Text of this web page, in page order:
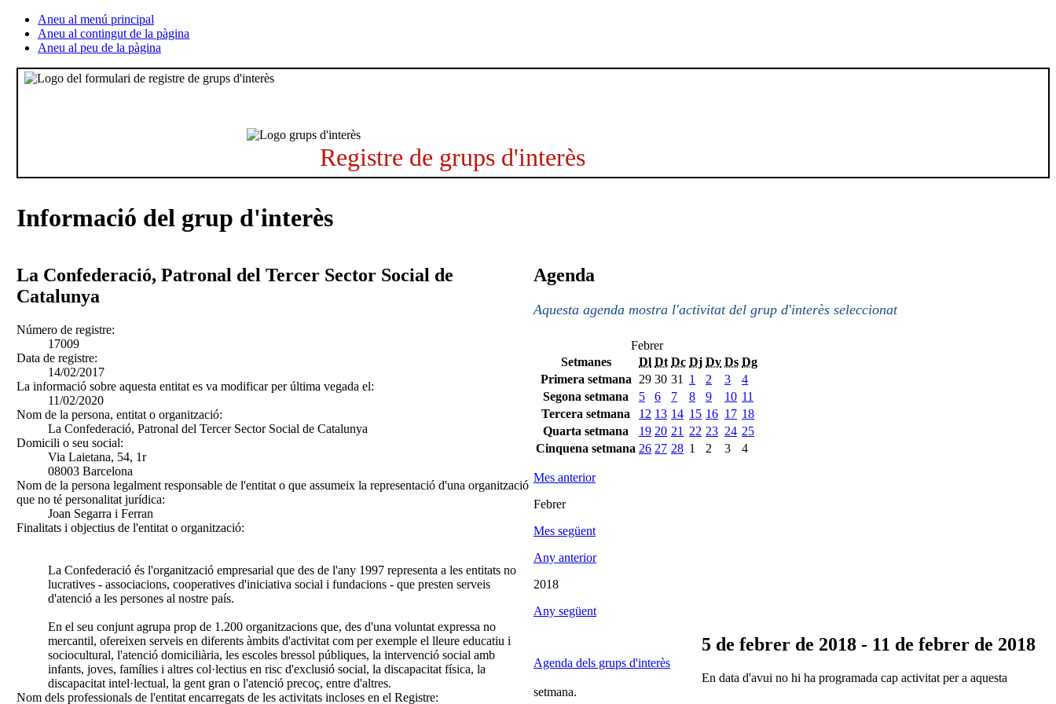
Aneu al menú principal
Aneu al contingut de la pàgina
Aneu al peu de la pàgina
Registre de grups d'interès
Informació del grup d'interès
La Confederació, Patronal del Tercer Sector Social de
Catalunya
Número de registre:
17009
Data de registre:
14/02/2017
La informació sobre aquesta entitat es va modificar per última vegada el:
11/02/2020
Nom de la persona, entitat o organització:
La Confederació, Patronal del Tercer Sector Social de Catalunya
Domicili o seu social:
Via Laietana, 54, 1r
08003 Barcelona
Nom de la persona legalment responsable de l'entitat o que assumeix la representació d'una organització
que no té personalitat jurídica:
Joan Segarra i Ferran
Finalitats i objectius de l'entitat o organització:
La Confederació és l'organització empresarial que des de l'any 1997 representa a les entitats no
lucratives - associacions, cooperatives d'iniciativa social i fundacions - que presten serveis
d'atenció a les persones al nostre país.
En el seu conjunt agrupa prop de 1.200 organitzacions que, des d'una voluntat expressa no
mercantil, ofereixen serveis en diferents àmbits d'activitat com per exemple el lleure educatiu i
sociocultural, l'atenció domiciliària, les escoles bressol públiques, la intervenció social amb
infants, joves, famílies i altres col·lectius en risc d'exclusió social, la discapacitat física, la
discapacitat intel·lectual, la gent gran o l'atenció precoç, entre d'altres.
Nom dels professionals de l'entitat encarregats de les activitats incloses en el Registre:
Agenda
Aquesta agenda mostra l'activitat del grup d'interès seleccionat
Febrer
Setmanes
Dl Dt Dc Dj Dv Ds Dg
Primera setmana
29 30 31 1 2 3
4
Segona setmana
5 6 7 8 9 10 11
Tercera setmana
12 13 14 15 16 17 18
Quarta setmana
19 20 21 22 23 24 25
Cinquena setmana 26 27 28 1 2 3 4
Mes anterior
Febrer
Mes següent
Any anterior
2018
Any següent
Agenda dels grups d'interès
5 de febrer de 2018 - 11 de febrer de 2018
En data d'avui no hi ha programada cap activitat per a aquesta
setmana.